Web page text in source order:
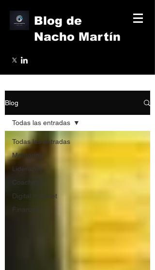
Blog de
Nacho Martín
Blog
Todas las entradas
Mentoring
Liderazgo
Coaching
Digital mindset
Finanzas
Todas las entradas